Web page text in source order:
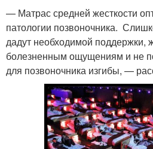
— Матрас средней жесткости
патологии позвоночника.
дадут необходимой поддержки,
болезненным ощущениям и не
для позвоночника изгибы, —